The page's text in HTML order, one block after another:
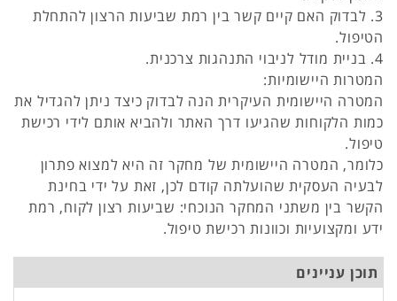
3. לבדוק האם קיים קשר בין רמת שביעות הרצון להתחלת
הטיפול.
4. בניית מודל לניבוי התנהגות צרכנית.
המטרות היישומיות:
המטרה היישומית העיקרית הנה לבדוק כיצד ניתן להגדיל את
כמות הלקוחות שהגיעו דרך האתר ולהביא אותם לידי רכישת
טיפול.
כלומר, המטרה היישומית של מחקר זה היא למצוא פתרון
לבעיה העסקית שהועלתה קודם לכן, זאת על ידי בחינת
הקשר בין משתני המחקר הנוכחי: שביעות רצון לקוח, רמת
ידע ומקצועיות וכוונות רכישת טיפול.
תוכן עניינים